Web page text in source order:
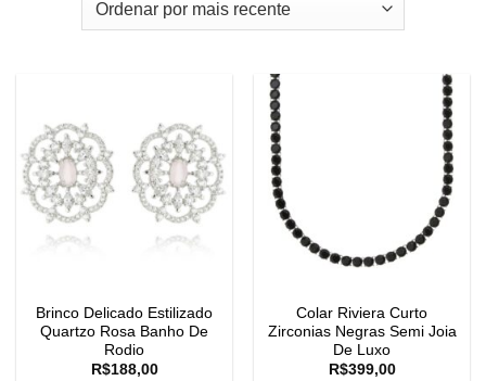
Brinco Delicado Estilizado
Quartzo Rosa Banho De
Rodio
R$188,00
Colar Riviera Curto
Zirconias Negras Semi Joia
De Luxo
R$399,00